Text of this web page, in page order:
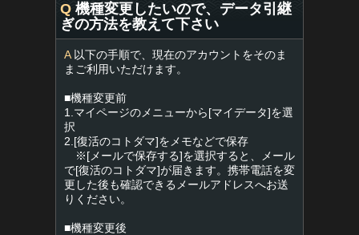
Q 機種変更したいので、データ引継
ぎの方法を教えて下さい
A以下の手順で、現在のアカウントをそのま
まご利用いただけます。
■機種変更前
1.マイページのメニューから[マイデータ]を選
択
2.[復活のコトダマ]をメモなどで保存
※[メールで保存する]を選択すると、メール
で[復活のコトダマ]が届きます。携帯電話を変
更した後も確認できるメールアドレスへお送
りください。
■機種変更後